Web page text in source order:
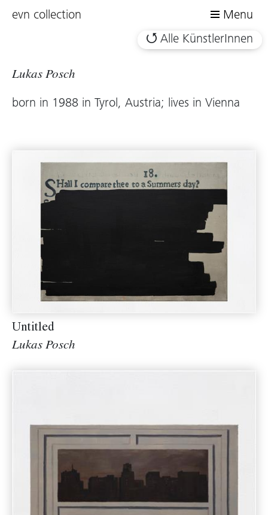
evn collection
Menu
Alle KünstlerInnen
Lukas Posch
born in 1988 in Tyrol, Austria; lives in Vienna
Untitled
Lukas Posch